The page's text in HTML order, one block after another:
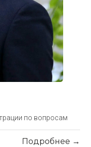
по вопросам
Подробнее →